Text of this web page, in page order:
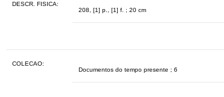
DESCR. FISICA:
208, [1] p., [1] f. ; 20 cm
COLECAO:
Documentos do tempo presente ; 6